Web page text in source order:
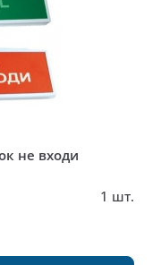
не входи
1 шт.